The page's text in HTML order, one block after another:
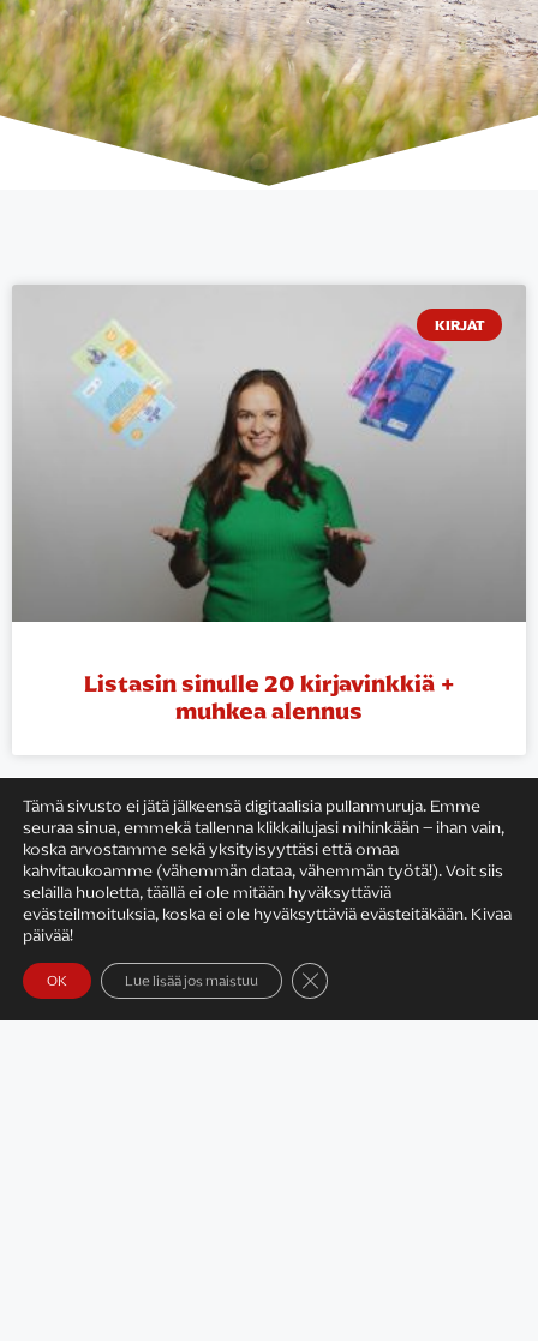
KIRJAT
Listasin sinulle 20 kirjavinkkiä +
muhkea alennus
KIRJAILIJAN TYÖ
Tämä sivusto ei jätä jälkeensä digitaalisia pullanmuruja. Emme
seuraa sinua, emmekä tallenna klikkailujasi mihinkään – ihan vain,
koska arvostamme sekä yksityisyyttäsi että omaa
kahvitaukoamme (vähemmän dataa, vähemmän työtä!). Voit siis
selailla huoletta, täällä ei ole mitään hyväksyttäviä
evästeilmoituksia, koska ei ole hyväksyttäviä evästeitäkään. Kivaa
päivää!
OK Lue lisää jos maistuu Sulje evästebanneri